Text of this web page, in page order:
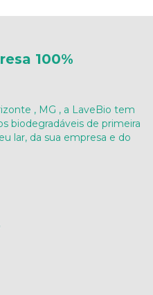
100%
, MG , a LaveBio tem
biodegradáveis de primeira
lar, da sua empresa e do